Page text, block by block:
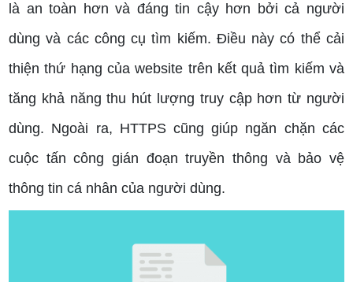
là an toàn hơn và đáng tin cậy hơn bởi cả người
dùng và các công cụ tìm kiếm. Điều này có thể cải
thiện thứ hạng của website trên kết quả tìm kiếm và
tăng khả năng thu hút lượng truy cập hơn từ người
dùng. Ngoài ra, HTTPS cũng giúp ngăn chặn các
cuộc tấn công gián đoạn truyền thông và bảo vệ
thông tin cá nhân của người dùng.